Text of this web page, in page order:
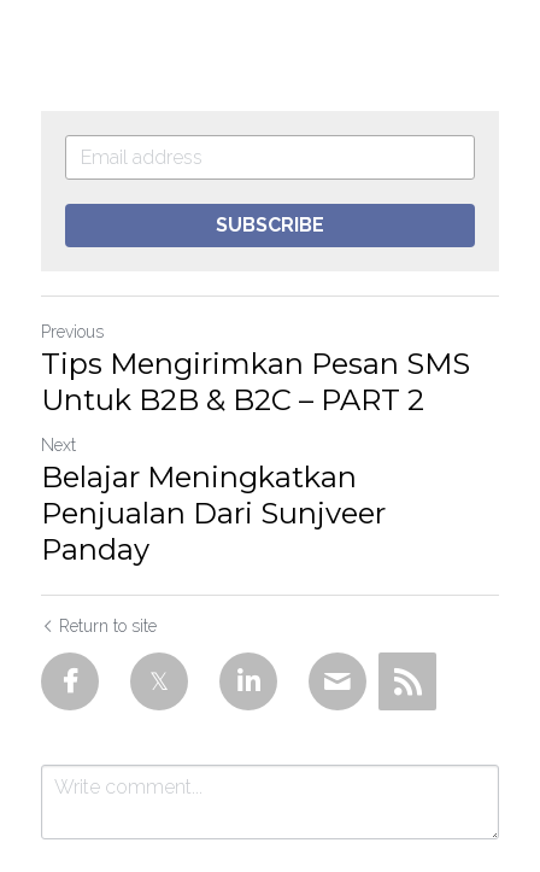
SUBSCRIBE
Previous
Tips Mengirimkan Pesan SMS
Untuk B2B & B2C – PART 2
Next
Belajar Meningkatkan
Penjualan Dari Sunjveer
Panday
Return to site